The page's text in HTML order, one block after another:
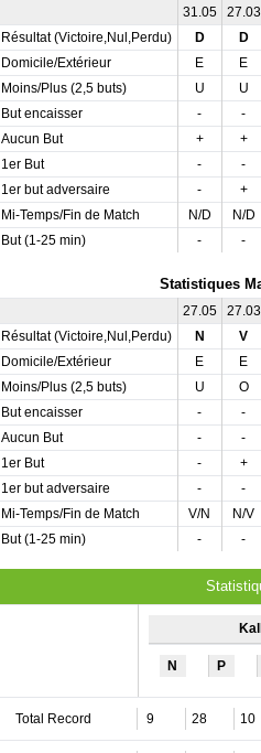
31.05 27.03
Résultat (Victoire,Nul,Perdu)
D D
Domicile/Extérieur
E E
Moins/Plus (2,5 buts)
U U
But encaisser
- -
Aucun But
+ +
1er But
- -
1er but adversaire
- +
Mi-Temps/Fin de Match
N/D N/D
But (1-25 min)
- -
Statistiques
27.05 27.03
Résultat (Victoire,Nul,Perdu)
N V
Domicile/Extérieur
E E
Moins/Plus (2,5 buts)
U O
But encaisser
- -
Aucun But
- -
1er But
- +
1er but adversaire
- -
Mi-Temps/Fin de Match
V/N N/V
But (1-25 min)
- -
N P
Total Record 9 28 10